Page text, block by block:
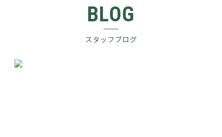
BLOG
スタッフブログ